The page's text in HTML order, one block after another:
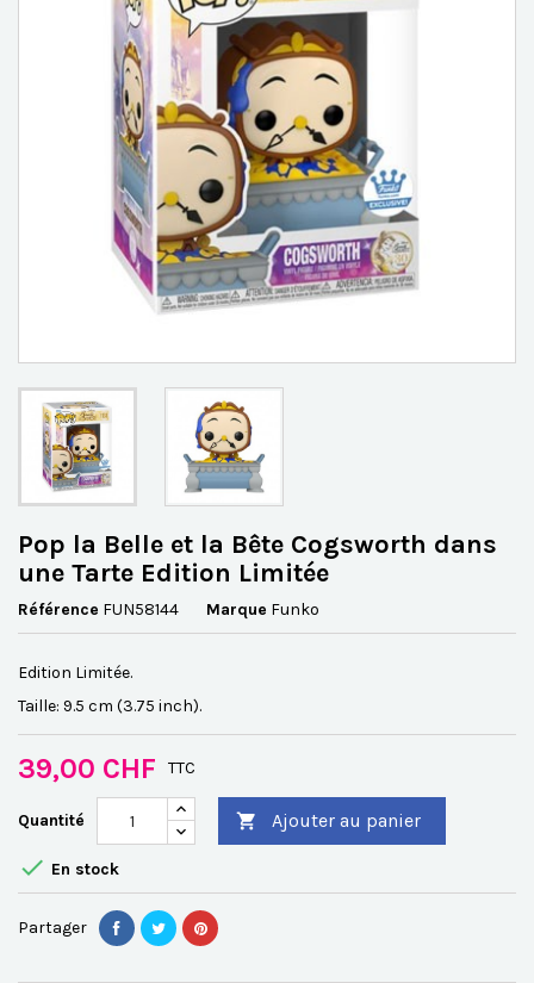
Pop la Belle et la Bête Cogsworth dans
une Tarte Edition Limitée
Référence FUN58144 Marque Funko
Edition Limitée.
Taille: 9.5 cm (3.75 inch).
39,00 CHF TTC
Quantité  Ajouter au panier
 En stock
Partager